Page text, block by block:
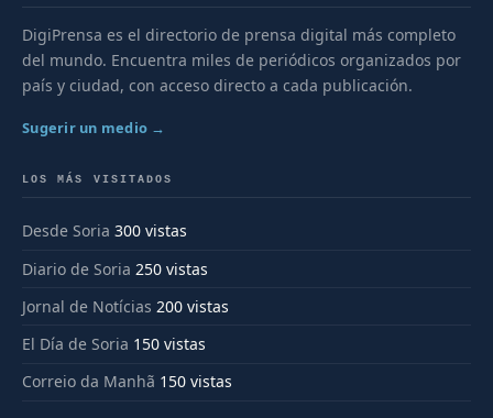
DigiPrensa es el directorio de prensa digital más completo
del mundo. Encuentra miles de periódicos organizados por
país y ciudad, con acceso directo a cada publicación.
Sugerir un medio →
LOS MÁS VISITADOS
Desde Soria 300 vistas
Diario de Soria 250 vistas
Jornal de Notícias 200 vistas
El Día de Soria 150 vistas
Correio da Manhã 150 vistas